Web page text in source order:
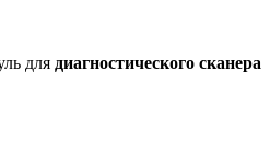
для диагностического сканера